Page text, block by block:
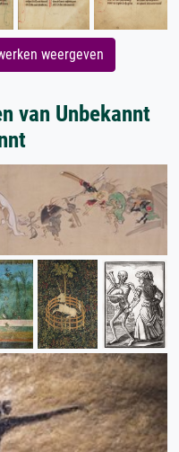
weergeven
van Unbekannt